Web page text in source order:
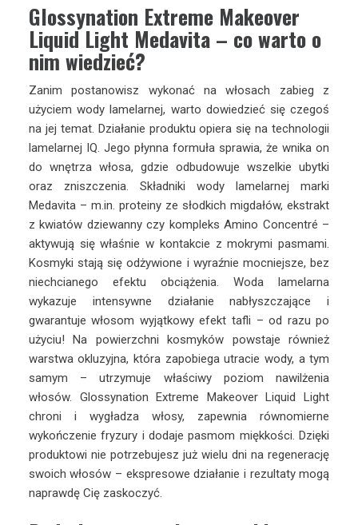
Glossynation Extreme Makeover
Liquid Light Medavita – co warto o
nim wiedzieć?
Zanim postanowisz wykonać na włosach zabieg z
użyciem wody lamelarnej, warto dowiedzieć się czegoś
na jej temat. Działanie produktu opiera się na technologii
lamelarnej IQ. Jego płynna formuła sprawia, że wnika on
do wnętrza włosa, gdzie odbudowuje wszelkie ubytki
oraz zniszczenia. Składniki wody lamelarnej marki
Medavita – m.in. proteiny ze słodkich migdałów, ekstrakt
z kwiatów dziewanny czy kompleks Amino Concentré –
aktywują się właśnie w kontakcie z mokrymi pasmami.
Kosmyki stają się odżywione i wyraźnie mocniejsze, bez
niechcianego efektu obciążenia. Woda lamelarna
wykazuje intensywne działanie nabłyszczające i
gwarantuje włosom wyjątkowy efekt tafli – od razu po
użyciu! Na powierzchni kosmyków powstaje również
warstwa okluzyjna, która zapobiega utracie wody, a tym
samym – utrzymuje właściwy poziom nawilżenia
włosów. Glossynation Extreme Makeover Liquid Light
chroni i wygładza włosy, zapewnia równomierne
wykończenie fryzury i dodaje pasmom miękkości. Dzięki
produktowi nie potrzebujesz już wielu dni na regenerację
swoich włosów – ekspresowe działanie i rezultaty mogą
naprawdę Cię zaskoczyć.